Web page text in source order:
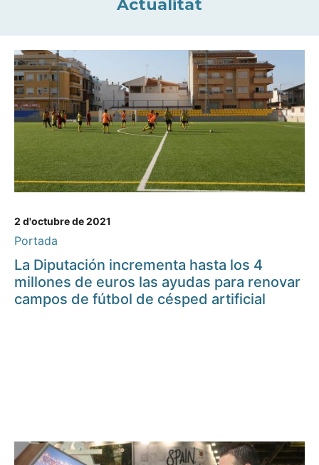
Actualitat
2 d'octubre de 2021
Portada
La Diputación incrementa hasta los 4
millones de euros las ayudas para renovar
campos de fútbol de césped artificial